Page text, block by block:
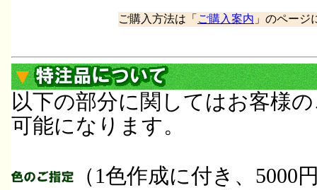
ご購入方法は「 ご購入案内 」のページ
▼
以下の部分に関してはお客様
可能になります。
（1色作成に付き、5000